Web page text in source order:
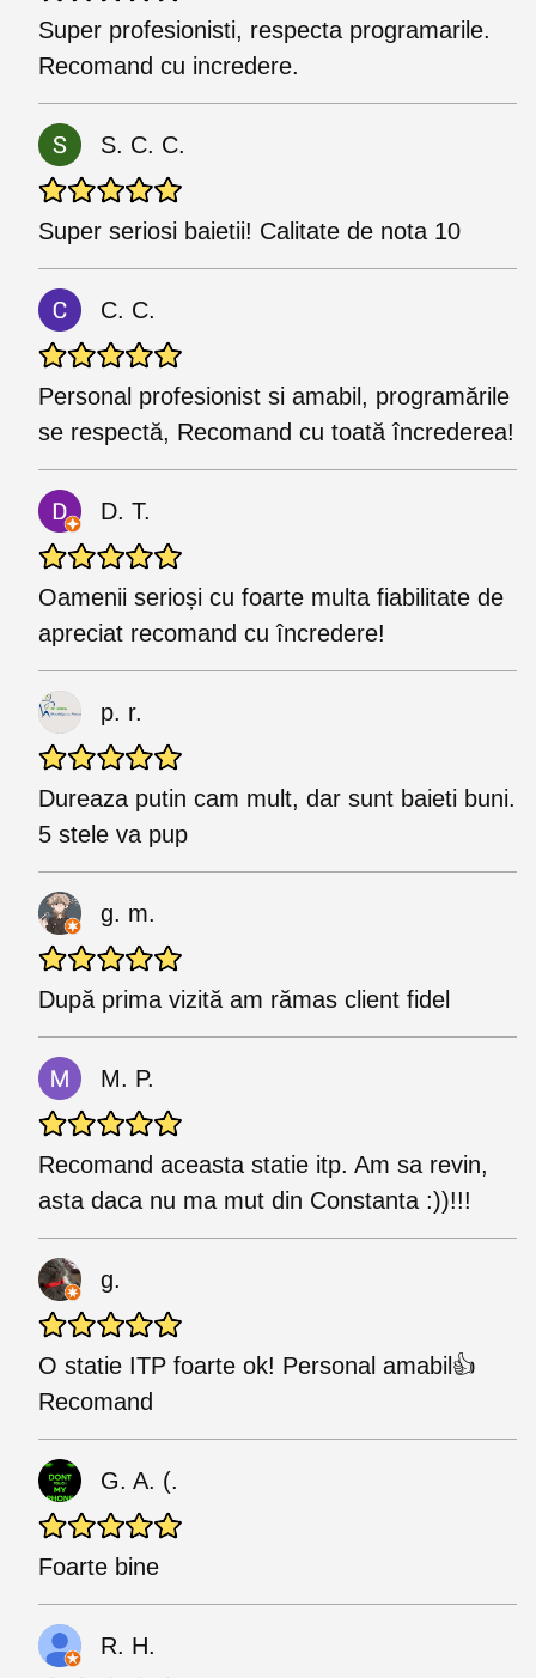
Super profesionisti, respecta programarile.
Recomand cu incredere.
S. C. C.
Super seriosi baietii! Calitate de nota 10
C. C.
Personal profesionist si amabil, programările
se respectă, Recomand cu toată încrederea!
D. T.
Oamenii serioși cu foarte multa fiabilitate de
apreciat recomand cu încredere!
p. r.
Dureaza putin cam mult, dar sunt baieti buni.
5 stele va pup
g. m.
După prima vizită am rămas client fidel
M. P.
Recomand aceasta statie itp. Am sa revin,
asta daca nu ma mut din Constanta :))!!!
g.
O statie ITP foarte ok! Personal amabil👍
Recomand
G. A. (.
Foarte bine
R. H.